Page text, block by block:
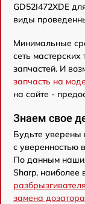
GD52I472XDE
виды
Минимальные
сеть
запчастей. И
запчасть на
на сайте -
Знаем свое
Будьте уверены
с уверенностью
По данным
Sharp, наиболее
разбрызгивателя
замена